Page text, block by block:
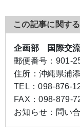
この記事に関す
企画部 国際交
郵便番号： 901-
住所： 沖縄県浦
TEL：098-876-
FAX：098-879-
お知らせ： 問い